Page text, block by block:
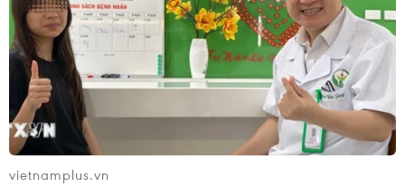
vietnamplus.vn